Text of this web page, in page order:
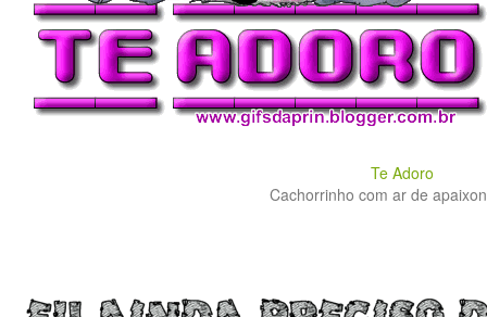
Te Adoro
Cachorrinho com ar de